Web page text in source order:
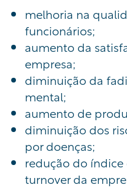
melhoria na
funcionários;
aumento da
empresa;
diminuição da
mental;
aumento de
diminuição dos
por doenças;
redução do
turnover da